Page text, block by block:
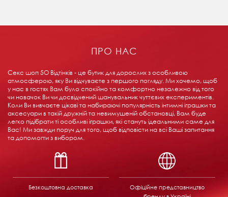
ПРО НАС
Секс шоп 5О Відтінків - це бутик для дорослих з особливою
атмосферою, яку Ви відчуваєте з першого погляду. Ми хочемо, щоб
у нас в гостях Вам було спокійно та комфортно незалежно від того
чи новачок Ви чи досвідчений шанувальник чуттєвих експериментів.
Коли Ви вивчаєте цікаві та набираючі популярність інтимні іграшки та
аксесуари в такій дружній та невимушеній обстановці, Вам буде
легко підібрати ті особливі іграшки, які стануть ідеальними саме для
Вас! Ми завжди поруч для того, щоб відповісти на всі Ваші запитання
та допомогти з вибором.
Безкоштовна доставка
Офіційне представництво